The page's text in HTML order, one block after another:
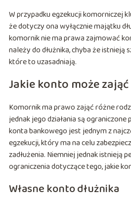
W przypadku egzekucji komorniczej
że dotyczy ona wyłącznie majątku
komornik nie ma prawa zajmować
należy do dłużnika, chyba że istnieją
które to uzasadniają.
Jakie konto może
Komornik ma prawo zająć różne
jednak jego działania są
konta bankowego jest jednym z
egzekucji, który ma na celu
zadłużenia. Niemniej jednak istnieją
ograniczenia dotyczące tego, jakie
Własne konto dłużnika